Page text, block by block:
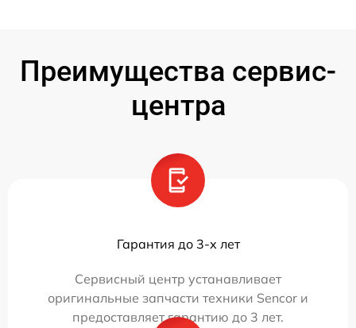
Преимущества сервис-
центра
Гарантия до 3-х лет
Сервисный центр устанавливает
оригинальные запчасти техники Sencor и
предоставляет гарантию до 3 лет.